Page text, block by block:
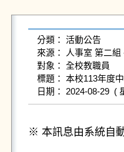
分類： 活動公告
來源： 人事室 第二組
對象： 全校教職員
標題： 本校113年度
※ 本訊息由系統自